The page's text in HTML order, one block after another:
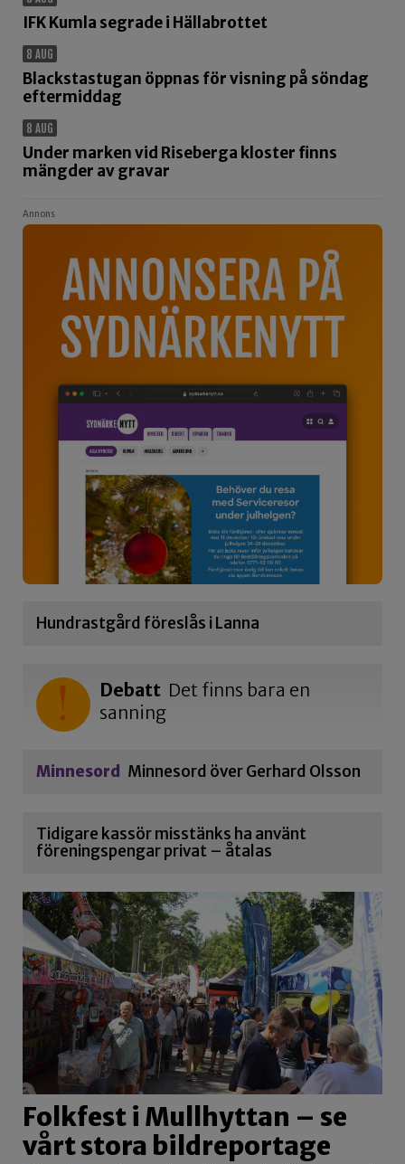
IFK Kumla segrade i Hällabrottet
8 AUG
Blackstastugan öppnas för visning på söndag
eftermiddag
8 AUG
Under marken vid Riseberga kloster finns
mängder av gravar
Annons
Hundrastgård föreslås i Lanna
Debatt Det finns bara en
sanning
Minnesord Minnesord över Gerhard Olsson
Tidigare kassör misstänks ha använt
föreningspengar privat – åtalas
Folkfest i Mullhyttan – se
vårt stora bildreportage